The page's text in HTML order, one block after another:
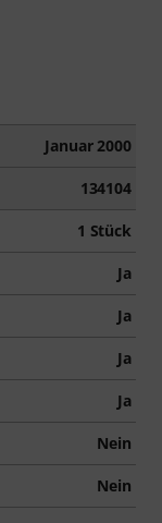
Januar 2000
134104
1 Stück
Ja
Ja
Ja
Ja
Nein
Nein